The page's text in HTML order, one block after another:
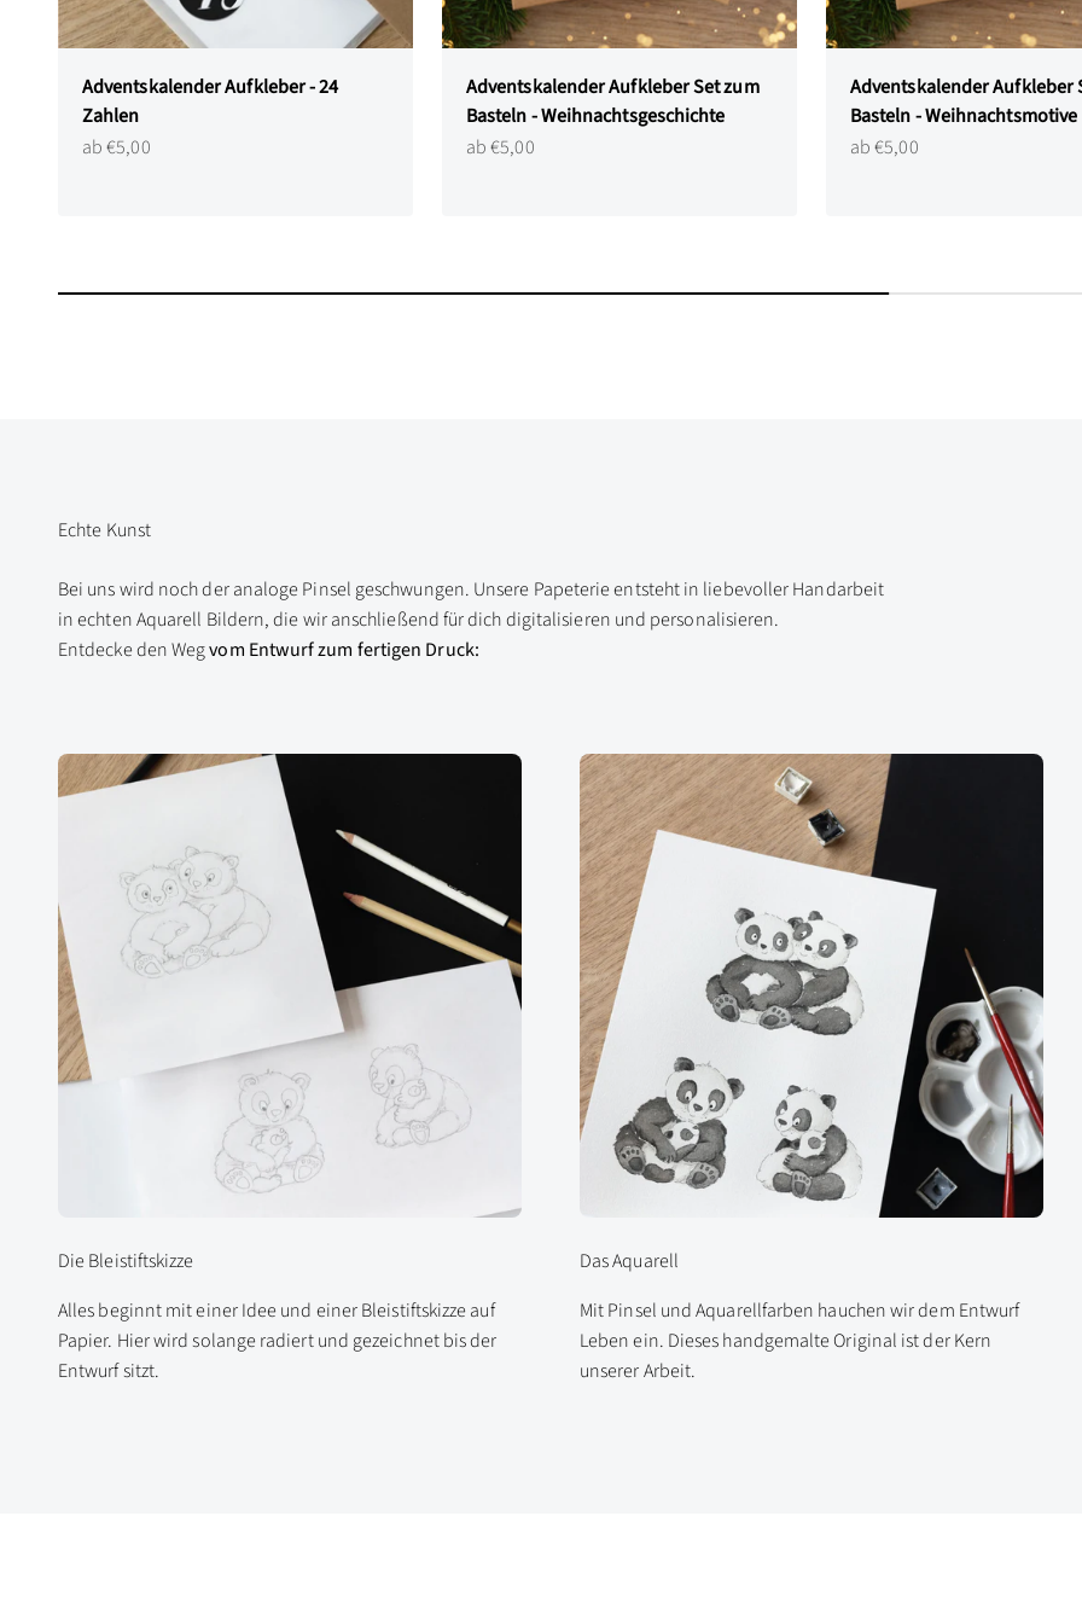
Adventskalender Aufkleber - 24
Zahlen
Angebot
ab €5,00
Adventskalender Aufkleber Set zum
Basteln - Weihnachtsgeschichte
Angebot
ab €5,00
Adventskalender Aufkleber
Basteln - Weihnachtsmotive
Angebot
ab €5,00
Bei uns wird noch der analoge Pinsel geschwungen. Unsere Papeterie entsteht in liebevoller Handarbeit
in echten Aquarell Bildern, die wir anschließend für dich digitalisieren und personalisieren.
Entdecke den Wegvom Entwurf zum fertigen Druck:
Die Bleistiftskizze
Alles beginnt mit einer Idee und einer Bleistiftskizze auf
Papier. Hier wird solange radiert und gezeichnet bis der
Entwurf sitzt.
Das Aquarell
Mit Pinsel und Aquarellfarben hauchen wir dem Entwurf
Leben ein. Dieses handgemalte Original ist der Kern
unserer Arbeit.